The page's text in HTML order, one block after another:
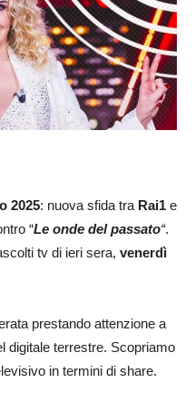
2025: nuova sfida tra Rai1 e
“Le onde del passato“.
tv di ieri sera, venerdì
prestando attenzione a
digitale terrestre. Scopriamo
in termini di share.